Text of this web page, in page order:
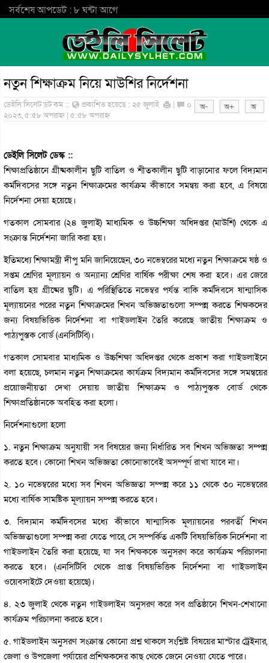
সর্বশেষ আপডেট : ৮ ঘন্টা আগে
নতুন শিক্ষাক্রম নিয়ে মাউশির নির্দেশনা
ডেইলি সিলেট ডট কম ::
প্রকাশিত হয়েছে : ২৫ জুলাই
২০২৩, ৫:৫৮ অপরাহ্ন | ৫:৫৮ অপরাহ্ন
| ০
ডেইলি সিলেট ডেস্ক ::
শিক্ষাপ্রতিষ্ঠানে গ্রীষ্মকালীন ছুটি বাতিল ও শীতকালীন ছুটি বাড়ানোর ফলে বিদ্যমান
কর্মদিবসের সঙ্গে নতুন শিক্ষাক্রমের কার্যক্রম কীভাবে সমন্বয় করা হবে, এ বিষয়ে
নির্দেশনা দেয়া হয়েছে।
গতকাল সোমবার (২৪ জুলাই) মাধ্যমিক ও উচ্চশিক্ষা অধিদপ্তর (মাউশি) থেকে এ
সংক্রান্ত নির্দেশনা জারি করা হয়।
ইতিমধ্যে শিক্ষামন্ত্রী দীপু মনি জানিয়েছেন, ৩০ নভেম্বরের মধ্যে নতুন শিক্ষাক্রমে ষষ্ঠ ও
সপ্তম শ্রেণির মূল্যায়ন ও অন্যান্য শ্রেণির বার্ষিক পরীক্ষা শেষ করা হবে। এর জেরে
বাতিল হয় গ্রীষ্মের ছুটি। এ পরিস্থিতিতে নভেম্বর পর্যন্ত বাকি কর্মদিবসে ষান্মাসিক
মূল্যায়নের পরের নতুন শিক্ষাক্রমের শিখন অভিজ্ঞতাগুলো সম্পন্ন করতে শিক্ষকদের
জন্য বিষয়ভিত্তিক নির্দেশনা বা গাইডলাইন তৈরি করেছে জাতীয় শিক্ষাক্রম ও
পাঠ্যপুস্তক বোর্ড (এনসিটিবি)।
গতকাল সোমবার মাধ্যমিক ও উচ্চশিক্ষা অধিদপ্তর থেকে প্রকাশ করা গাইডলাইনে
বলা হয়েছে, চলমান নতুন শিক্ষাক্রমের কার্যক্রম বিদ্যমান কর্মদিবসের সঙ্গে সমন্বয়ের
প্রয়োজনীয়তা দেখা দেয়ায় জাতীয় শিক্ষাক্রম ও পাঠ্যপুস্তক বোর্ড থেকে
শিক্ষাপ্রতিষ্ঠানকে অবহিত করা হলো।
নির্দেশনাগুলো হলো
১. নতুন শিক্ষাক্রম অনুযায়ী সব বিষয়ের জন্য নির্ধারিত সব শিখন অভিজ্ঞতা সম্পন্ন
করতে হবে। কোনো শিখন অভিজ্ঞতা কোনোভাবেই অসম্পূর্ণ রাখা যাবে না।
২. ১০ নভেম্বরের মধ্যে সব শিখন অভিজ্ঞতা সম্পন্ন করে ১১ থেকে ৩০ নভেম্বরের
মধ্যে বার্ষিক সামষ্টিক মূল্যায়ন সম্পন্ন করতে হবে।
৩. বিদ্যমান কর্মদিবসের মধ্যে কীভাবে ষান্মাসিক মূল্যায়নের পরবর্তী শিখন
অভিজ্ঞতাগুলো সম্পন্ন করা যেতে পারে, সে সম্পর্কিত একটি বিষয়ভিত্তিক নির্দেশনা বা
গাইডলাইন তৈরি করা হয়েছে, যা সব শিক্ষককে অনুসরণ করে কার্যক্রম পরিচালনা
করতে হবে। (এনসিটিবি থেকে প্রাপ্ত বিষয়ভিত্তিক নির্দেশনা বা গাইডলাইন
ওয়েবসাইটে দেওয়া হয়েছে)।
৪. ২৩ জুলাই থেকে নতুন গাইডলাইন অনুসরণ করে সব প্রতিষ্ঠানে শিখন-শেখানো
কার্যক্রম পরিচালনা করতে হবে।
৫. গাইডলাইন অনুসরণ সংক্রান্ত কোনো প্রশ্ন থাকলে সংশ্লিষ্ট বিষয়ের মাস্টার ট্রেইনার,
জেলা ও উপজেলা পর্যায়ের প্রশিক্ষকদের কাছ থেকে জেনে নেওয়া যেতে পারে।